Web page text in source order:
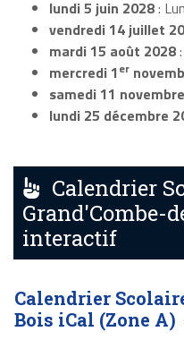
lundi 5 juin 2028:
vendredi 14 juillet
mardi 15 août 2028
mercredi 1er
samedi 11
lundi 25 décembre
Calendrier
Grand'Combe-
interactif
Calendrier
Bois iCal (Zone A)